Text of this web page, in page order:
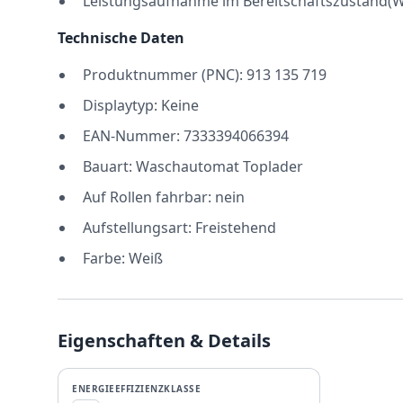
Technische Daten
Produktnummer (PNC): 913 135 719
Displaytyp: Keine
EAN-Nummer: 7333394066394
Bauart: Waschautomat Toplader
Auf Rollen fahrbar: nein
Aufstellungsart: Freistehend
Farbe: Weiß
Eigenschaften & Details
ENERGIEEFFIZIENZKLASSE